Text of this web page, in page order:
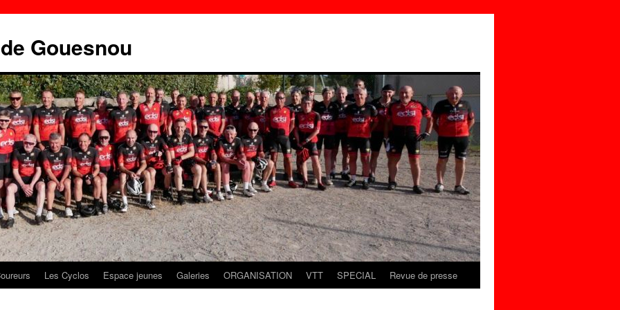
Gouesnou
Les Cyclos Espace jeunes Galeries ORGANISATION VTT SPECIAL Revue de presse